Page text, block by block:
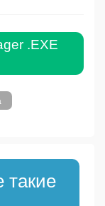
.EXE
такие